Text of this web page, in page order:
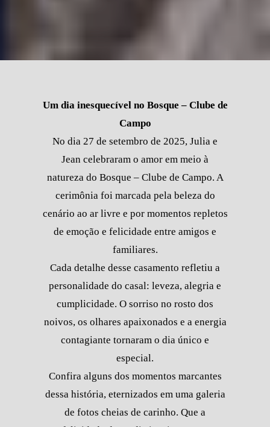
Um dia inesquecível no Bosque – Clube de
Campo
No dia 27 de setembro de 2025, Julia e
Jean celebraram o amor em meio à
natureza do Bosque – Clube de Campo. A
cerimônia foi marcada pela beleza do
cenário ao ar livre e por momentos repletos
de emoção e felicidade entre amigos e
familiares.
Cada detalhe desse casamento refletiu a
personalidade do casal: leveza, alegria e
cumplicidade. O sorriso no rosto dos
noivos, os olhares apaixonados e a energia
contagiante tornaram o dia único e
especial.
Confira alguns dos momentos marcantes
dessa história, eternizados em uma galeria
de fotos cheias de carinho. Que a